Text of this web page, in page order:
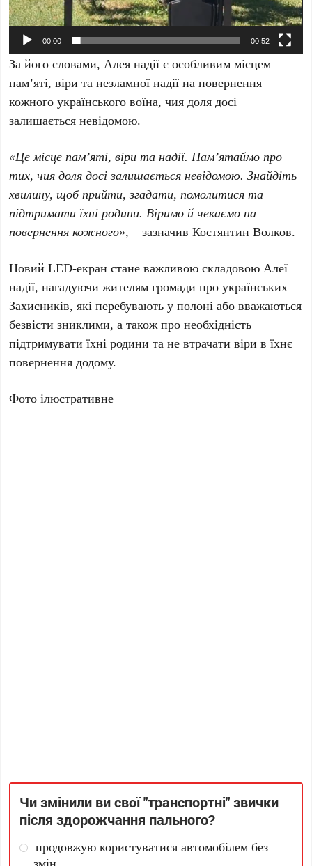
00:00 00:52
За його словами, Алея надії є особливим місцем
пам’яті, віри та незламної надії на повернення
кожного українського воїна, чия доля досі
залишається невідомою.
«Це місце пам’яті, віри та надії. Пам’ятаймо про
тих, чия доля досі залишається невідомою. Знайдіть
хвилину, щоб прийти, згадати, помолитися та
підтримати їхні родини. Віримо й чекаємо на
повернення кожного», – зазначив Костянтин Волков.
Новий LED-екран стане важливою складовою Алеї
надії, нагадуючи жителям громади про українських
Захисників, які перебувають у полоні або вважаються
безвісти зниклими, а також про необхідність
підтримувати їхні родини та не втрачати віри в їхнє
повернення додому.
Фото ілюстративне
Чи змінили ви свої "транспортні" звички
після здорожчання пального?
продовжую користуватися автомобілем без
змін